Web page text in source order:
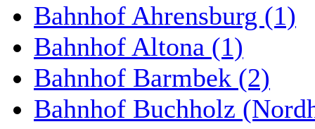
Bahnhof Ahrensburg (1)
Bahnhof Altona (1)
Bahnhof Barmbek (2)
Bahnhof Buchholz